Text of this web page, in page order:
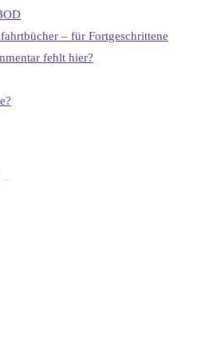
– für Fortgeschrittene
fehlt hier?